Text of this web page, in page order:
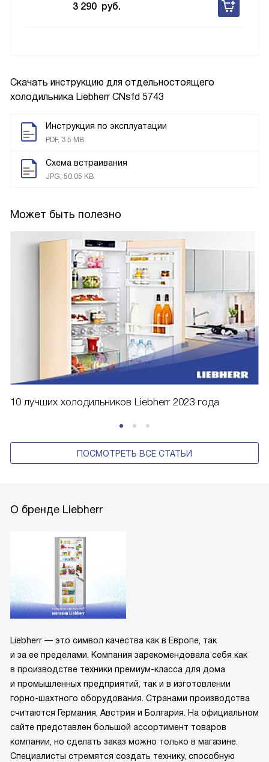
Скачать инструкцию для отдельностоящего
холодильника Liebherr CNsfd 5743
Инструкция по эксплуатации
PDF, 3.5 MB
Схема встраивания
JPG, 50.05 KB
Может быть полезно
10 лучших холодильников Liebherr 2023 года
ПОСМОТРЕТЬ ВСЕ СТАТЬИ
3 290 руб.
О бренде Liebherr
Liebherr — это символ качества как в Европе, так
и за ее пределами. Компания зарекомендовала себя как
в производстве техники премиум-класса для дома
и промышленных предприятий, так и в изготовлении
горно-шахтного оборудования. Странами производства
считаются Германия, Австрия и Болгария. На официальном
сайте представлен большой ассортимент товаров
компании, но сделать заказ можно только в магазине.
Специалисты стремятся создать технику, способную